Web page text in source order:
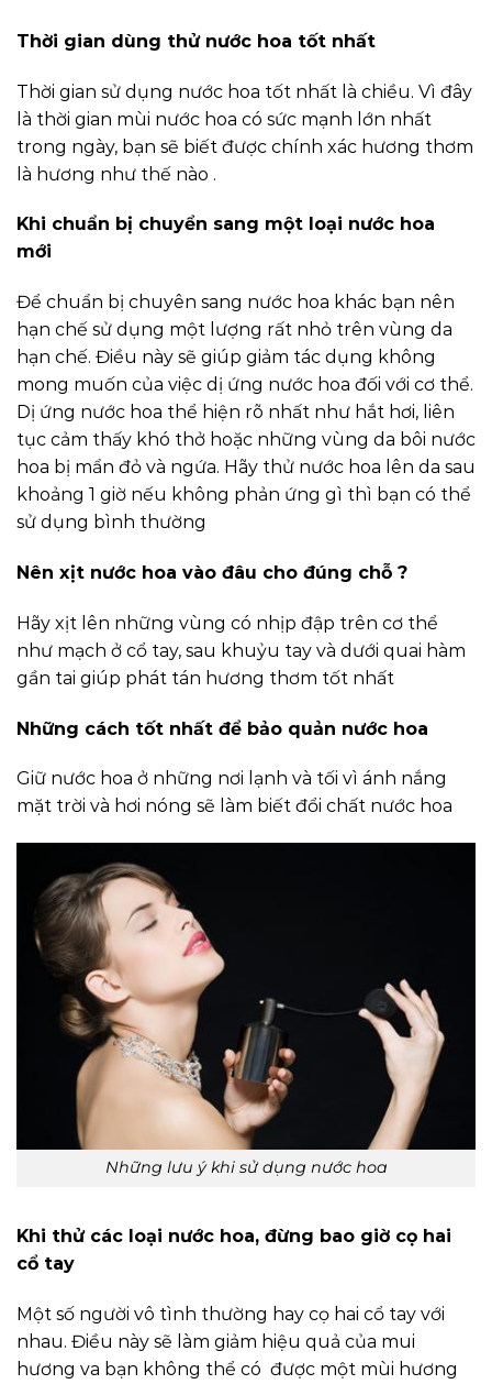
Thời gian dùng thử nước hoa tốt nhất
Thời gian sử dụng nước hoa tốt nhất là chiều. Vì đây
là thời gian mùi nước hoa có sức mạnh lớn nhất
trong ngày, bạn sẽ biết được chính xác hương thơm
là hương như thế nào .
Khi chuẩn bị chuyển sang một loại nước hoa
mới
Để chuẩn bị chuyên sang nước hoa khác bạn nên
hạn chế sử dụng một lượng rất nhỏ trên vùng da
hạn chế. Điều này sẽ giúp giảm tác dụng không
mong muốn của việc dị ứng nước hoa đối với cơ thể.
Dị ứng nước hoa thể hiện rõ nhất như hắt hơi, liên
tục cảm thấy khó thở hoặc những vùng da bôi nước
hoa bị mẩn đỏ và ngứa. Hãy thử nước hoa lên da sau
khoảng 1 giờ nếu không phản ứng gì thì bạn có thể
sử dụng bình thường
Nên xịt nước hoa vào đâu cho đúng chỗ ?
Hãy xịt lên những vùng có nhịp đập trên cơ thể
như mạch ở cổ tay, sau khuỷu tay và dưới quai hàm
gần tai giúp phát tán hương thơm tốt nhất
Những cách tốt nhất để bảo quản nước hoa
Giữ nước hoa ở những nơi lạnh và tối vì ánh nắng
mặt trời và hơi nóng sẽ làm biết đổi chất nước hoa
Những lưu ý khi sử dụng nước hoa
Khi thử các loại nước hoa, đừng bao giờ cọ hai
cổ tay
Một số người vô tình thường hay cọ hai cổ tay với
nhau. Điều này sẽ làm giảm hiệu quả của mui
hương va bạn không thể có được một mùi hương